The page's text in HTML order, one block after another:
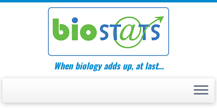
When biology adds up, at last…